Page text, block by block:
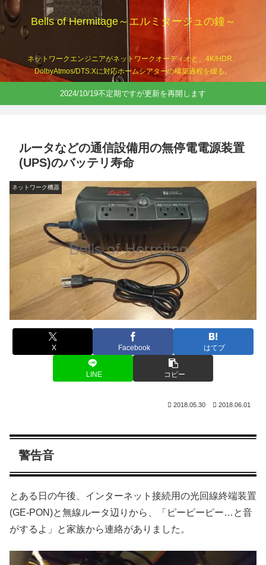
Bells of Hermitage～エルミタージュの鐘～
ネットワークエンジニアがネットワークオーディオと、4K/HDR、
DolbyAtmos/DTS:Xに対応ホームシアターの構築過程を綴る。
2024/10/19不定期ですが更新を再開します
ルータなどの通信設備用の無停電電源装置
(UPS)のバッテリ寿命
ネットワーク機器
X Facebook はてブ
LINE コピー
2018.05.30 2018.06.01
警告音
とある日の午後、インターネット接続用の光回線終端装置
(GE-PON)と無線ルータ辺りから、「ピーピーピー…と音
がするよ」と家族から連絡がありました。